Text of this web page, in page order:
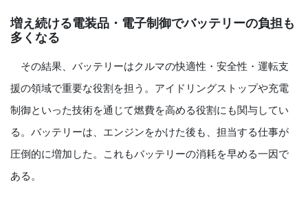
増え続ける電装品・電子制御でバッテリーの負担も
多くなる
その結果、バッテリーはクルマの快適性・安全性・運転支
援の領域で重要な役割を担う。アイドリングストップや充電
制御といった技術を通じて燃費を高める役割にも関与してい
る。バッテリーは、エンジンをかけた後も、担当する仕事が
圧倒的に増加した。これもバッテリーの消耗を早める一因で
ある。